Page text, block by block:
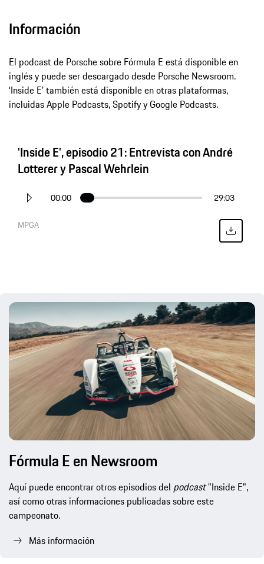
Información
El podcast de Porsche sobre Fórmula E está disponible en
inglés y puede ser descargado desde Porsche Newsroom.
‘Inside E’ también está disponible en otras plataformas,
incluidas Apple Podcasts, Spotify y Google Podcasts.
'Inside E', episodio 21: Entrevista con André
Lotterer y Pascal Wehrlein
00:00 29:03
MPGA
Fórmula E en Newsroom
Aquí puede encontrar otros episodios del podcast"Inside E",
así como otras informaciones publicadas sobre este
campeonato.
Más información